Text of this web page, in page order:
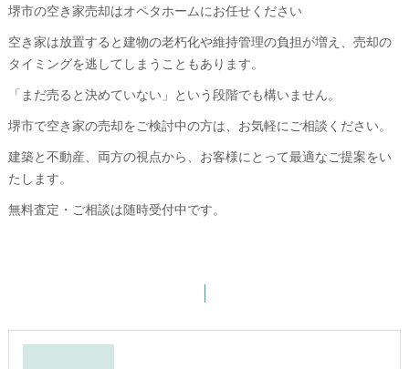
堺市の空き家売却はオペタホームにお任せください
空き家は放置すると建物の老朽化や維持管理の負担が増え、売却の
タイミングを逃してしまうこともあります。
「まだ売ると決めていない」という段階でも構いません。
堺市で空き家の売却をご検討中の方は、お気軽にご相談ください。
建築と不動産、両方の視点から、お客様にとって最適なご提案をい
たします。
無料査定・ご相談は随時受付中です。